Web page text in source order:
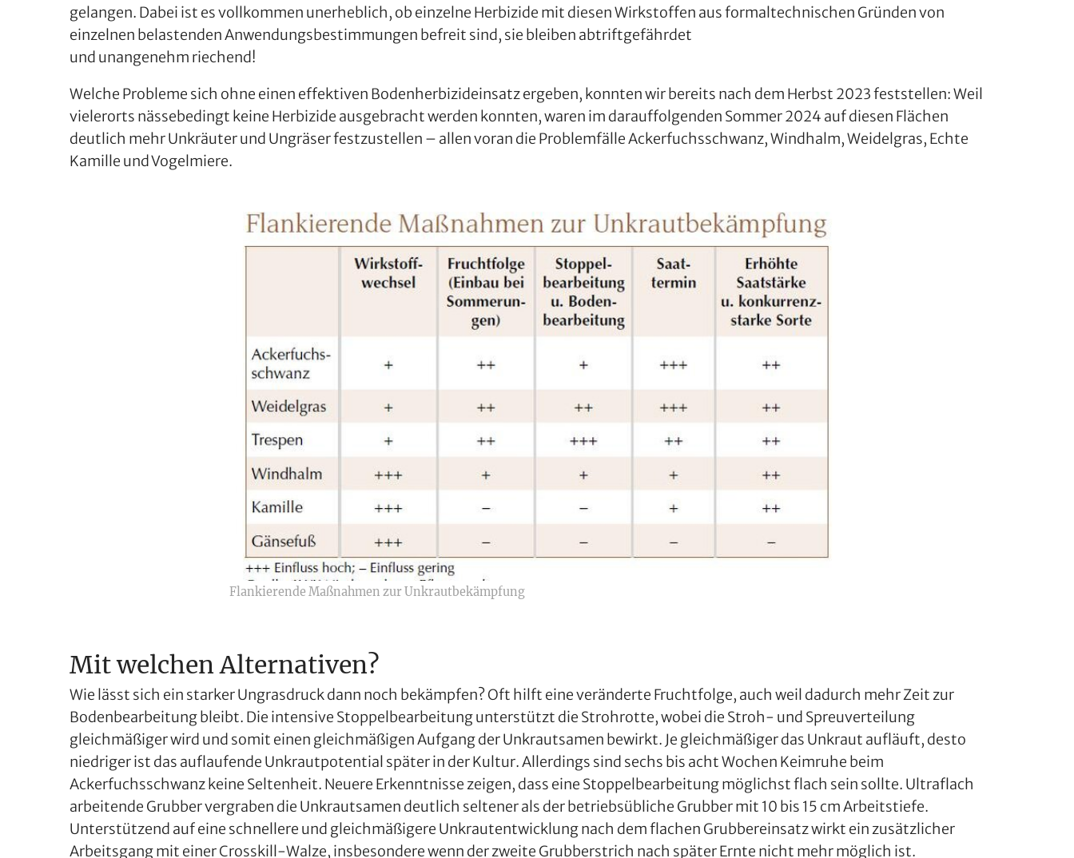
gelangen. Dabei ist es vollkommen unerheblich, ob einzelne Herbizide mit diesen Wirkstoffen aus formaltechnischen Gründen von
einzelnen belastenden Anwendungsbestimmungen befreit sind, sie bleiben abtriftgefährdet
und unangenehm riechend!
Welche Probleme sich ohne einen effektiven Bodenherbizideinsatz ergeben, konnten wir bereits nach dem Herbst 2023 feststellen: Weil
vielerorts nässebedingt keine Herbizide ausgebracht werden konnten, waren im darauffolgenden Sommer 2024 auf diesen Flächen
deutlich mehr Unkräuter und Ungräser festzustellen – allen voran die Problemfälle Ackerfuchsschwanz, Windhalm, Weidelgras, Echte
Kamille und Vogelmiere.
Flankierende Maßnahmen zur Unkrautbekämpfung
Mit welchen Alternativen?
Wie lässt sich ein starker Ungrasdruck dann noch bekämpfen? Oft hilft eine veränderte Fruchtfolge, auch weil dadurch mehr Zeit zur
Bodenbearbeitung bleibt. Die intensive Stoppelbearbeitung unterstützt die Strohrotte, wobei die Stroh- und Spreuverteilung
gleichmäßiger wird und somit einen gleichmäßigen Aufgang der Unkrautsamen bewirkt. Je gleichmäßiger das Unkraut aufläuft, desto
niedriger ist das auflaufende Unkrautpotential später in der Kultur. Allerdings sind sechs bis acht Wochen Keimruhe beim
Ackerfuchsschwanz keine Seltenheit. Neuere Erkenntnisse zeigen, dass eine Stoppelbearbeitung möglichst flach sein sollte. Ultraflach
arbeitende Grubber vergraben die Unkrautsamen deutlich seltener als der betriebsübliche Grubber mit 10 bis 15 cm Arbeitstiefe.
Unterstützend auf eine schnellere und gleichmäßigere Unkrautentwicklung nach dem flachen Grubbereinsatz wirkt ein zusätzlicher
Arbeitsgang mit einer Crosskill-Walze, insbesondere wenn der zweite Grubberstrich nach später Ernte nicht mehr möglich ist.